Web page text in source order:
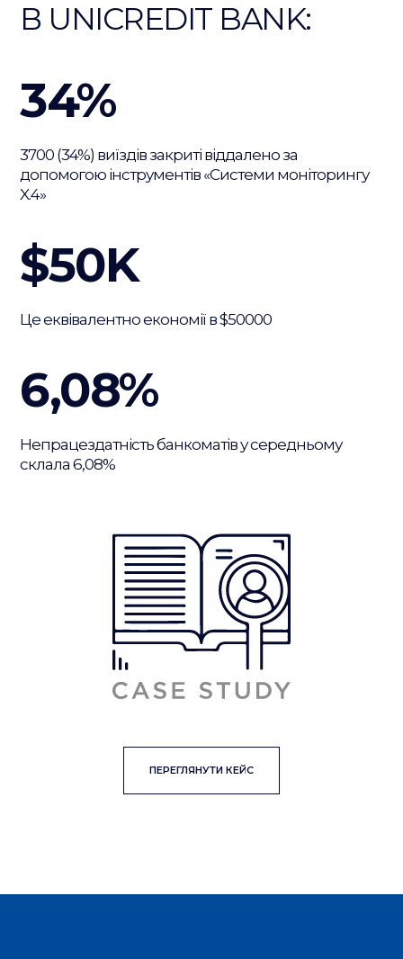
В UNICREDIT BANK:
34%
3700 (34%) виїздів закриті віддалено за
допомогою інструментів «Системи моніторингу
X.4»
$50K
Це еквівалентно економії в $50000
6,08%
Непрацездатність банкоматів у середньому
склала 6,08%
ПЕРЕГЛЯНУТИ КЕЙС